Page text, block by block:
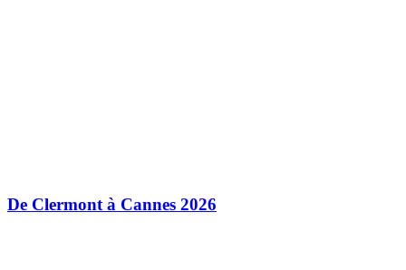
De Clermont à Cannes 2026